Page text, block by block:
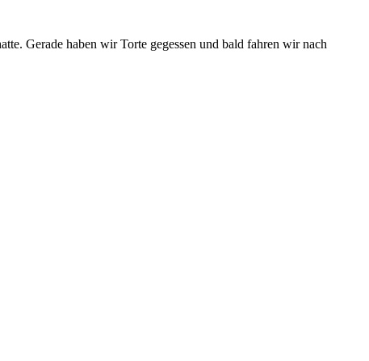
Gerade haben wir Torte gegessen und bald fahren wir nach